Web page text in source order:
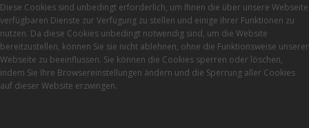
Diese Cookies sind unbedingt erforderlich, um Ihnen die über unsere Webseite
verfügbaren Dienste zur Verfügung zu stellen und einige ihrer Funktionen zu
nutzen. Da diese Cookies unbedingt notwendig sind, um die Website
bereitzustellen, können Sie sie nicht ablehnen, ohne die Funktionsweise unserer
Webseite zu beeinflussen. Sie können die Cookies sperren oder löschen,
indem Sie Ihre Browsereinstellungen ändern und die Sperrung aller Cookies
auf dieser Website erzwingen.